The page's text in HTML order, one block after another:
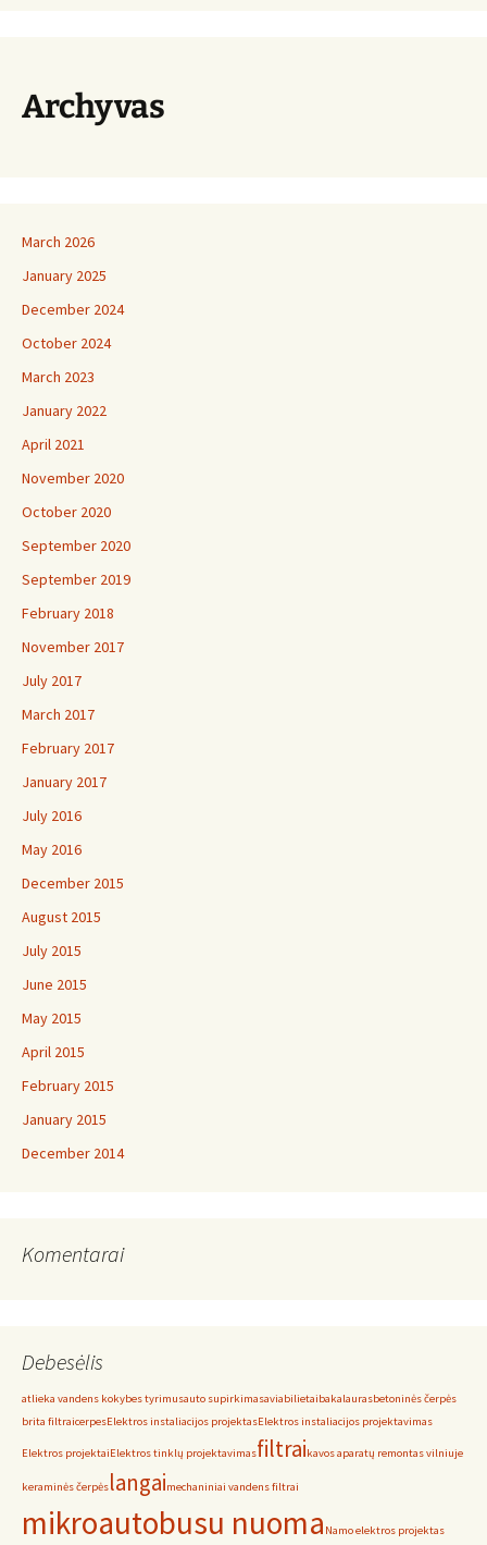
Archyvas
March 2026
January 2025
December 2024
October 2024
March 2023
January 2022
April 2021
November 2020
October 2020
September 2020
September 2019
February 2018
November 2017
July 2017
March 2017
February 2017
January 2017
July 2016
May 2016
December 2015
August 2015
July 2015
June 2015
May 2015
April 2015
February 2015
January 2015
December 2014
Komentarai
Debesėlis
atlieka vandens kokybes tyrimusauto supirkimasaviabilietaibakalaurasbetoninės čerpės
brita filtraicerpesElektros instaliacijos projektasElektros instaliacijos projektavimas
Elektros projektaiElektros tinklų projektavimasfiltraikavos aparatų remontas vilniuje
keraminės čerpėslangaimechaniniai vandens filtrai
mikroautobusu nuoma Namo elektros projektas